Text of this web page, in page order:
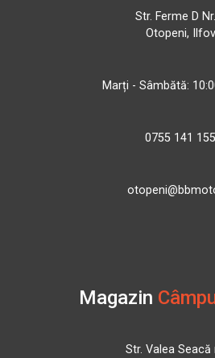
Str. Ferme D
Otopeni, Ilfov
Marți - Sâmbătă:
0755 141 155
Magazin
Str. Valea Seacă